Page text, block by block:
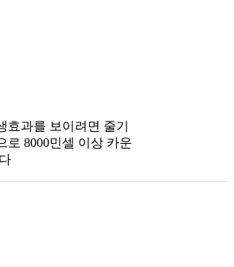
효과를 보이려면 줄기
로 8000민셀 이상 카운